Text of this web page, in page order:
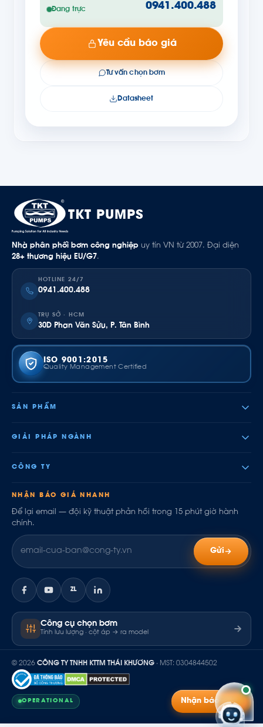
Đang trực 0941.400.488
Yêu cầu báo giá
Tư vấn chọn bơm
Datasheet
TKT PUMPS
Nhà phân phối bơm công nghiệp uy tín VN từ 2007. Đại diện
28+ thương hiệu EU/G7.
HOTLINE 24/7
0941.400.488
TRỤ SỞ · HCM
30D Phan Văn Sửu, P. Tân Bình
ISO 9001:2015
Quality Management Certified
SẢN PHẨM
GIẢI PHÁP NGÀNH
CÔNG TY
NHẬN BÁO GIÁ NHANH
Để lại email — đội kỹ thuật phản hồi trong 15 phút giờ hành
chính.
Gửi
ZL
Công cụ chọn bơm
Tính lưu lượng · cột áp → ra model
© 2026 CÔNG TY TNHH KTTM THÁI KHƯƠNG · MST: 0304844502
OPERATIONAL Nhận báo giá